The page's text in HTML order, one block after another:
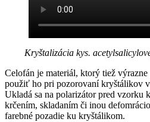
Kryštalizácia kys.
Celofán je materiál, ktorý tiež
použiť ho pri pozorovaní kryštálikov
Ukladá sa na polarizátor pred vzorku
krčením, skladaním či inou
farebné pozadie ku kryštálikom.